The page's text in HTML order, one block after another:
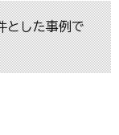
とした事例で